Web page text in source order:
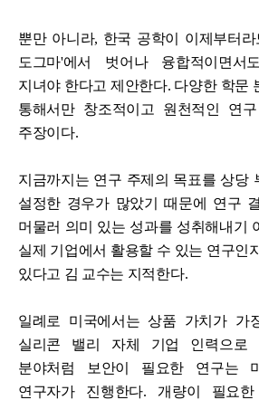
뿐만 아니라, 한국 공학이 이제부터
도그마'에서 벗어나 융합적이면서
지녀야 한다고 제안한다. 다양한 학문
통해서만 창조적이고 원천적인 연
주장이다.
지금까지는 연구 주제의 목표를 상당
설정한 경우가 많았기 때문에 연구
머물러 의미 있는 성과를 성취해내기
실제 기업에서 활용할 수 있는 연구인
있다고 김 교수는 지적한다.
일례로 미국에서는 상품 가치가 가
실리콘 밸리 자체 기업 인력으로
분야처럼 보안이 필요한 연구는
연구자가 진행한다.개량이 필요